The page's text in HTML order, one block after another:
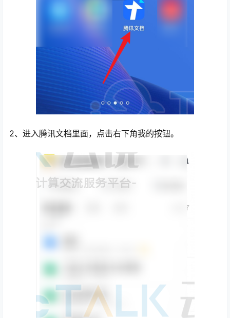
2、进入腾讯文档里面，点击右下角我的按钮。